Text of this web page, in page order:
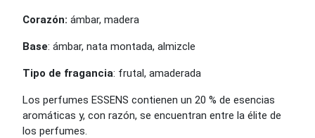
Corazón: ámbar, madera
Base: ámbar, nata montada, almizcle
Tipo de fragancia: frutal, amaderada
Los perfumes ESSENS contienen un 20 % de esencias
aromáticas y, con razón, se encuentran entre la élite de
los perfumes.